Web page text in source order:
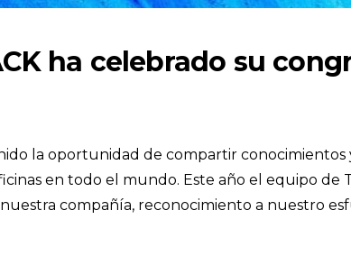
ha celebrado su
la oportunidad de compartir conocimientos
en todo el mundo. Este año el equipo de
compañía, reconocimiento a nuestro